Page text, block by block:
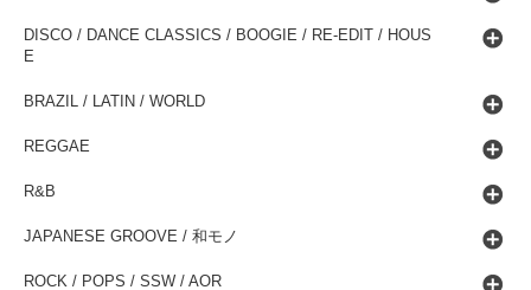
DISCO / DANCE CLASSICS / BOOGIE / RE-EDIT / HOUS
E
BRAZIL / LATIN / WORLD
REGGAE
R&B
JAPANESE GROOVE / 和モノ
ROCK / POPS / SSW / AOR